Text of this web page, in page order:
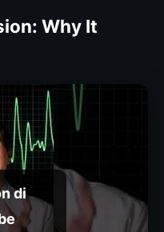
Why It
di